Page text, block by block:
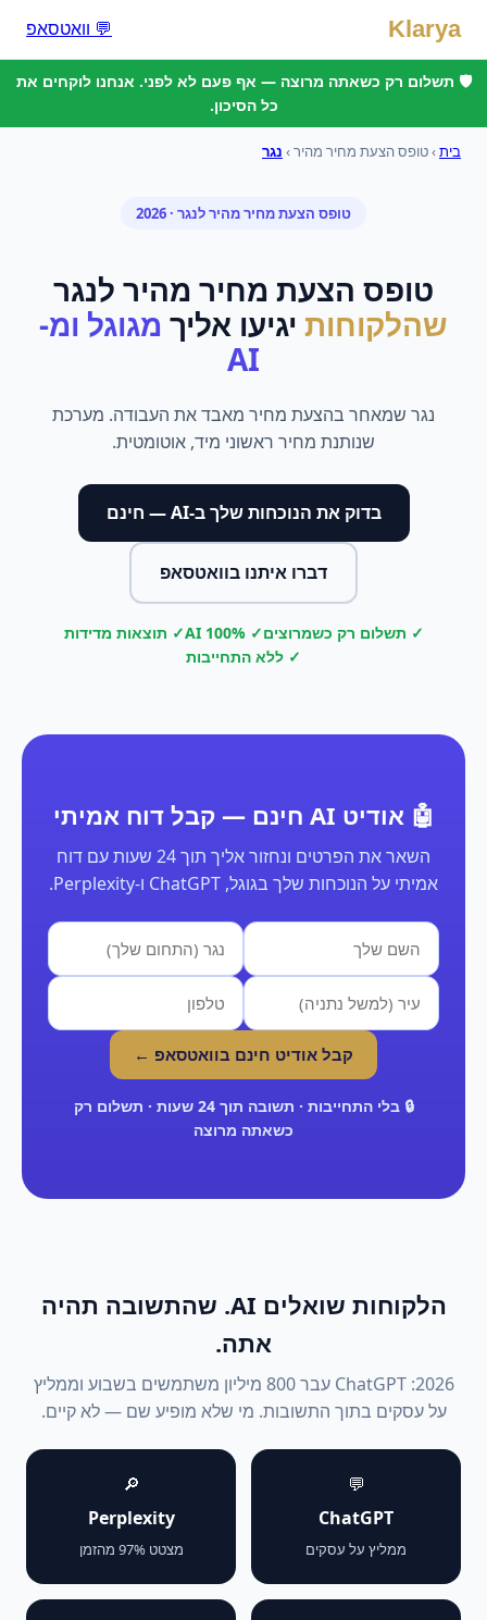
Klarya 💬 וואטסאפ
🛡️ תשלום רק כשאתה מרוצה — אף פעם לא לפני. אנחנו לוקחים את
כל הסיכון.
בית›טופס הצעת מחיר מהיר› נגר
טופס הצעת מחיר מהירלנגר · 2026
טופס הצעת מחיר מהיר לנגר
שהלקוחות יגיעו אליך מגוגל ומ-
AI
נגר שמאחר בהצעת מחיר מאבד את העבודה. מערכת
שנותנת מחיר ראשוני מיד, אוטומטית.
בדוק את הנוכחות שלך ב-AI — חינם
דברו איתנו בוואטסאפ
✓ תשלום רק כשמרוצים✓ 100% AI
✓ תוצאות מדידות
✓ ללא התחייבות
🤖 אודיט AI חינם — קבל דוח אמיתי
השאר את הפרטים ונחזור אליך תוך 24 שעות עם דוח
אמיתי על הנוכחות שלך בגוגל, ChatGPT ו-Perplexity.
קבל אודיט חינם בוואטסאפ ←
🔒 בלי התחייבות · תשובה תוך 24 שעות · תשלום רק
כשאתה מרוצה
הלקוחות שואלים AI. שהתשובה תהיה
אתה.
2026: ChatGPT עבר 800 מיליון משתמשים בשבוע וממליץ
על עסקים בתוך התשובות. מי שלא מופיע שם — לא קיים.
💬
ChatGPT
ממליץ על עסקים
🔎
Perplexity
מצטט 97% מהזמן